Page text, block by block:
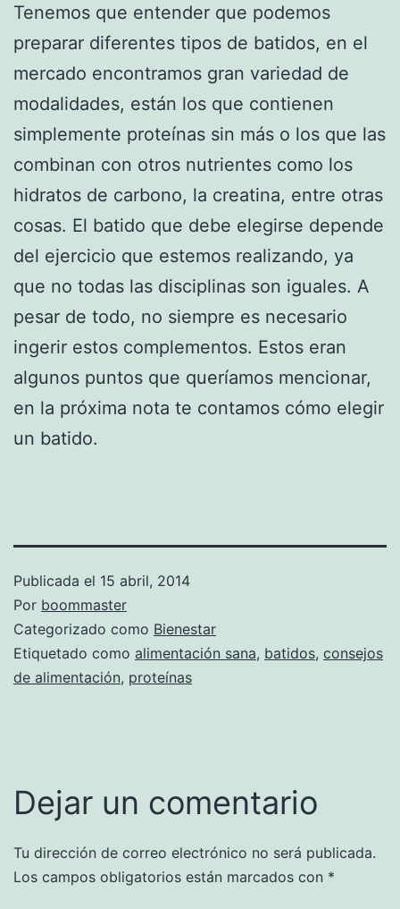
Tenemos que entender que podemos
preparar diferentes tipos de batidos, en el
mercado encontramos gran variedad de
modalidades, están los que contienen
simplemente proteínas sin más o los que las
combinan con otros nutrientes como los
hidratos de carbono, la creatina, entre otras
cosas. El batido que debe elegirse depende
del ejercicio que estemos realizando, ya
que no todas las disciplinas son iguales. A
pesar de todo, no siempre es necesario
ingerir estos complementos. Estos eran
algunos puntos que queríamos mencionar,
en la próxima nota te contamos cómo elegir
un batido.
Publicada el 15 abril, 2014
Por boommaster
Categorizado como Bienestar
Etiquetado como alimentación sana, batidos, consejos
de alimentación, proteínas
Dejar un comentario
Tu dirección de correo electrónico no será publicada.
Los campos obligatorios están marcados con *